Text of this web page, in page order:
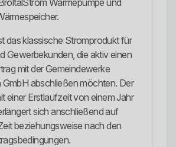
Wärmepumpe und
das klassische Stromprodukt für
Gewerbekunden, die aktiv einen
mit der Gemeindewerke
abschließen möchten. Der
einer Erstlaufzeit von einem Jahr
sich anschließend auf
beziehungsweise nach den